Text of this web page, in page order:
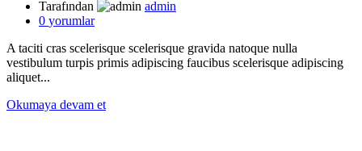
Tarafından
admin
0 yorumlar
A taciti cras scelerisque scelerisque gravida natoque nulla
vestibulum turpis primis adipiscing faucibus scelerisque adipiscing
aliquet...
Okumaya devam et